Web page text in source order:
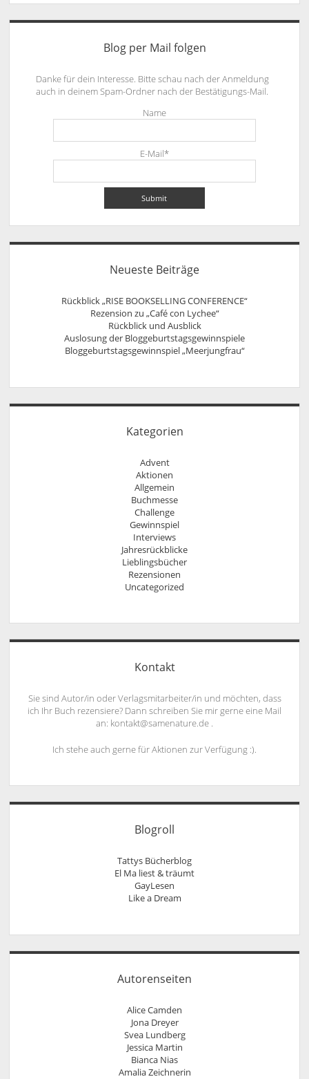
Blog per Mail folgen
Danke für dein Interesse. Bitte schau nach der Anmeldung
auch in deinem Spam-Ordner nach der Bestätigungs-Mail.
Name
E-Mail*
Neueste Beiträge
Rückblick „RISE BOOKSELLING CONFERENCE“
Rezension zu „Café con Lychee“
Rückblick und Ausblick
Auslosung der Bloggeburtstagsgewinnspiele
Bloggeburtstagsgewinnspiel „Meerjungfrau“
Kategorien
Advent
Aktionen
Allgemein
Buchmesse
Challenge
Gewinnspiel
Interviews
Jahresrückblicke
Lieblingsbücher
Rezensionen
Uncategorized
Kontakt
Sie sind Autor/in oder Verlagsmitarbeiter/in und möchten, dass
ich Ihr Buch rezensiere? Dann schreiben Sie mir gerne eine Mail
an: kontakt@samenature.de .
Ich stehe auch gerne für Aktionen zur Verfügung :).
Blogroll
Tattys Bücherblog
El Ma liest & träumt
GayLesen
Like a Dream
Autorenseiten
Alice Camden
Jona Dreyer
Svea Lundberg
Jessica Martin
Bianca Nias
Amalia Zeichnerin